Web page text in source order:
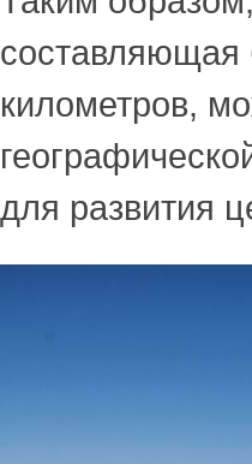
составляющая
километров,
для развития